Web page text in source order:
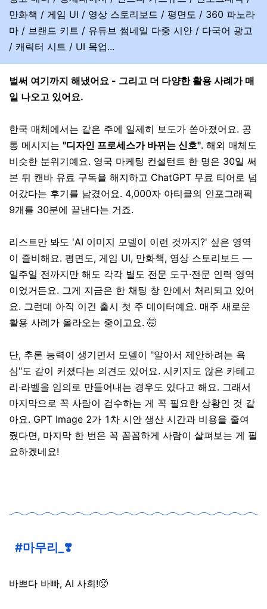
만화책 / 게임 UI / 영상 스토리보드 / 평면도 / 360 파노라
마 / 브랜드 키트 / 유튜브 썸네일 다중 시안 / 다국어 광고
/ 캐릭터 시트 / UI 목업...
벌써 여기까지 해냈어요 - 그리고 더 다양한 활용 사례가 매
일 나오고 있어요.
한국 매체에서는 같은 주에 일제히 보도가 쏟아졌어요. 공
통 메시지는 "디자인 프로세스가 바뀌는 신호". 해외 매체도
비슷한 분위기예요. 영국 마케팅 컨설턴트 한 명은 30일 써
본 뒤 캔바 유료 구독을 해지하고 ChatGPT 무료 티어로 넘
어갔다는 후기를 남겼어요. 4,000자 아티클의 인포그래픽
9개를 30분에 끝낸다는 거죠.
리스트만 봐도 'AI 이미지 모델이 이런 것까지?' 싶은 영역
이 즐비해요. 평면도, 게임 UI, 만화책, 영상 스토리보드 —
일주일 전까지만 해도 각각 별도 전문 도구·전문 인력 영역
이었거든요. 그게 지금은 한 채팅 창 안에서 처리되고 있어
요. 그런데 아직 이건 출시 첫 주 데이터예요. 매주 새로운
활용 사례가 올라오는 중이고요. 🤯
단, 추론 능력이 생기면서 모델이 "알아서 제안하려는 욕
심"도 같이 커졌다는 의견도 있어요. 시키지도 않은 카테고
리·라벨을 임의로 만들어내는 경우도 있다고 해요. 그래서
마지막으로 꼭 사람이 검수하는 게 꼭 필요한 상황인 것 같
아요. GPT Image 2가 1차 시안 생산 시간과 비용을 줄여
줬다면, 마지막 한 번은 꼭 꼼꼼하게 사람이 살펴보는 게 필
요하겠네요!
#마무리_❣️
바쁘다 바빠, AI 사회!🥵